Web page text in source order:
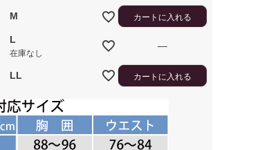
M カートに入れる
L
在庫なし
—
LL カートに入れる